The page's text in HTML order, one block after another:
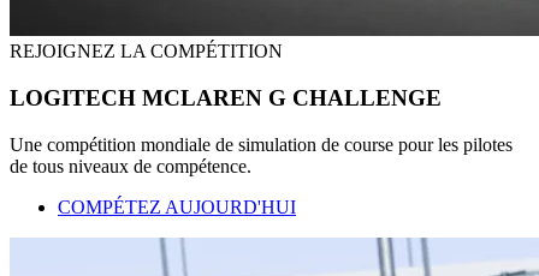
REJOIGNEZ LA COMPÉTITION
LOGITECH MCLAREN G CHALLENGE
Une compétition mondiale de simulation de course pour les pilotes
de tous niveaux de compétence.
COMPÉTEZ AUJOURD'HUI